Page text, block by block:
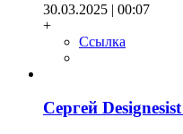
30.03.2025 | 00:07
+
Ссылка
Сергей Designesist